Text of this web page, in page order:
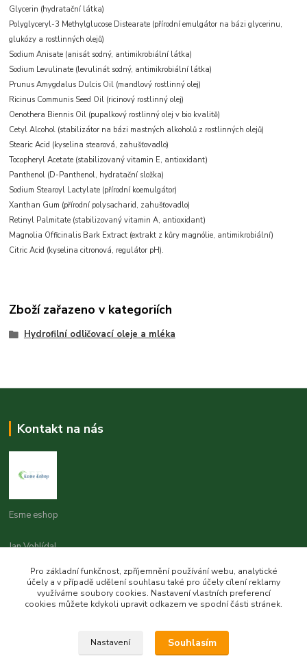
Glycerin (hydratační látka)
Polyglyceryl-3 Methylglucose Distearate (přírodní emulgátor na bázi glycerinu,
glukózy a rostlinných olejů)
Sodium Anisate (anisát sodný, antimikrobiální látka)
Sodium Levulinate (levulinát sodný, antimikrobiální látka)
Prunus Amygdalus Dulcis Oil (mandlový rostlinný olej)
Ricinus Communis Seed Oil (ricinový rostlinný olej)
Oenothera Biennis Oil (pupalkový rostlinný olej v bio kvalitě)
Cetyl Alcohol (stabilizátor na bázi mastných alkoholů z rostlinných olejů)
Stearic Acid (kyselina stearová, zahušťovadlo)
Tocopheryl Acetate (stabilizovaný vitamin E, antioxidant)
Panthenol (D-Panthenol, hydratační složka)
Sodium Stearoyl Lactylate (přírodní koemulgátor)
Xanthan Gum (přírodní polysacharid, zahušťovadlo)
Retinyl Palmitate (stabilizovaný vitamin A, antioxidant)
Magnolia Officinalis Bark Extract (extrakt z kůry magnólie, antimikrobiální)
Citric Acid (kyselina citronová, regulátor pH).
Zboží zařazeno v kategoriích
Hydrofilní odličovací oleje a mléka
Kontakt na nás
Esme eshop
Jan Vohlídal
8,00 - 20,00
objednavky@esme-eshop.cz
Pro základní funkčnost, zpříjemnění používání webu, analytické
účely a v případě udělení souhlasu také pro účely cílení reklamy
využíváme soubory cookies. Nastavení vlastních preferencí
cookies můžete kdykoli upravit odkazem ve spodní části stránek.
Nastavení Souhlasím